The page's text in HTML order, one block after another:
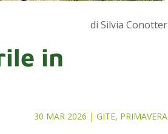
di Silvia Conotter
in
30 MAR 2026 |GITE, PRIMAVERA